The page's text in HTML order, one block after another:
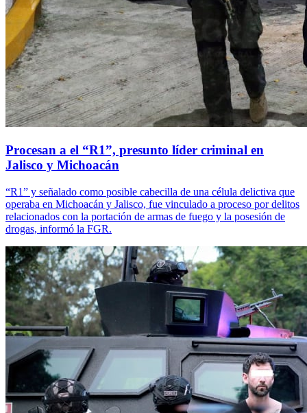
Procesan a el “R1”, presunto líder criminal en
Jalisco y Michoacán
“R1” y señalado como posible cabecilla de una célula delictiva que
operaba en Michoacán y Jalisco, fue vinculado a proceso por delitos
relacionados con la portación de armas de fuego y la posesión de
drogas, informó la FGR.